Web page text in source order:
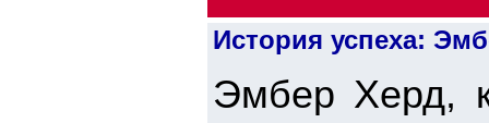
История успеха:
Эмбер Херд,